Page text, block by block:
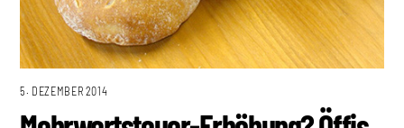
5. DEZEMBER 2014